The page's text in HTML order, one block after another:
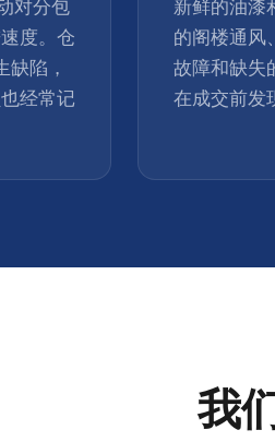
对分包
度。仓
缺陷，
经常记
新鲜的油漆
的阁楼通风
故障和缺失
在成交前发
我